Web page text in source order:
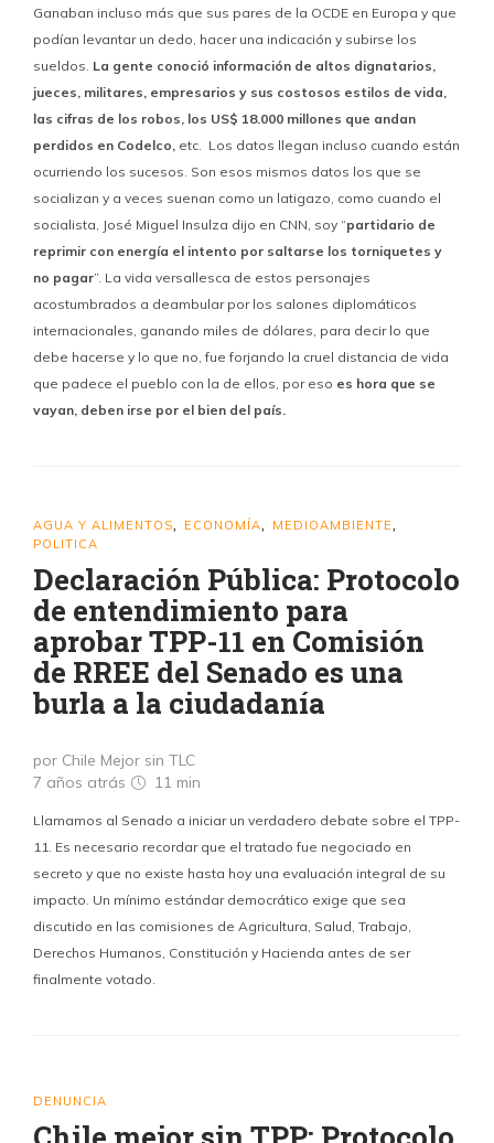
Ganaban incluso más que sus pares de la OCDE en Europa y que
podían levantar un dedo, hacer una indicación y subirse los
sueldos. La gente conoció información de altos dignatarios,
jueces, militares, empresarios y sus costosos estilos de vida,
las cifras de los robos, los US$ 18.000 millones que andan
perdidos en Codelco, etc. Los datos llegan incluso cuando están
ocurriendo los sucesos. Son esos mismos datos los que se
socializan y a veces suenan como un latigazo, como cuando el
socialista, José Miguel Insulza dijo en CNN, soy “partidario de
reprimir con energía el intento por saltarse los torniquetes y
no pagar”. La vida versallesca de estos personajes
acostumbrados a deambular por los salones diplomáticos
internacionales, ganando miles de dólares, para decir lo que
debe hacerse y lo que no, fue forjando la cruel distancia de vida
que padece el pueblo con la de ellos, por eso es hora que se
vayan, deben irse por el bien del país.
AGUA Y ALIMENTOS ECONOMÍA MEDIOAMBIENTE
POLITICA
Declaración Pública: Protocolo
de entendimiento para
aprobar TPP-11 en Comisión
de RREE del Senado es una
burla a la ciudadanía
por Chile Mejor sin TLC
7 años atrás
11 min
Llamamos al Senado a iniciar un verdadero debate sobre el TPP-
11. Es necesario recordar que el tratado fue negociado en
secreto y que no existe hasta hoy una evaluación integral de su
impacto. Un mínimo estándar democrático exige que sea
discutido en las comisiones de Agricultura, Salud, Trabajo,
Derechos Humanos, Constitución y Hacienda antes de ser
finalmente votado.
DENUNCIA